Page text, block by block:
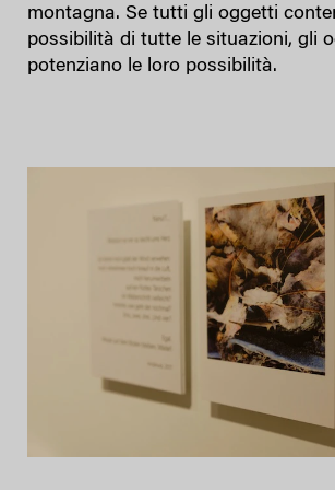
montagna. Se tutti gli oggetti
possibilità di tutte le situazioni, gli
potenziano le loro possibilità.